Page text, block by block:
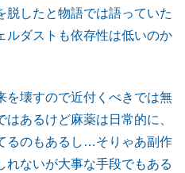
脱したと物語では語っていた
ルダストも依存性は低いのか
を壊すので近付くべきでは無
あるけど麻薬は日常的に、
るのもあるし…そりゃあ副作
れないが大事な手段でもある